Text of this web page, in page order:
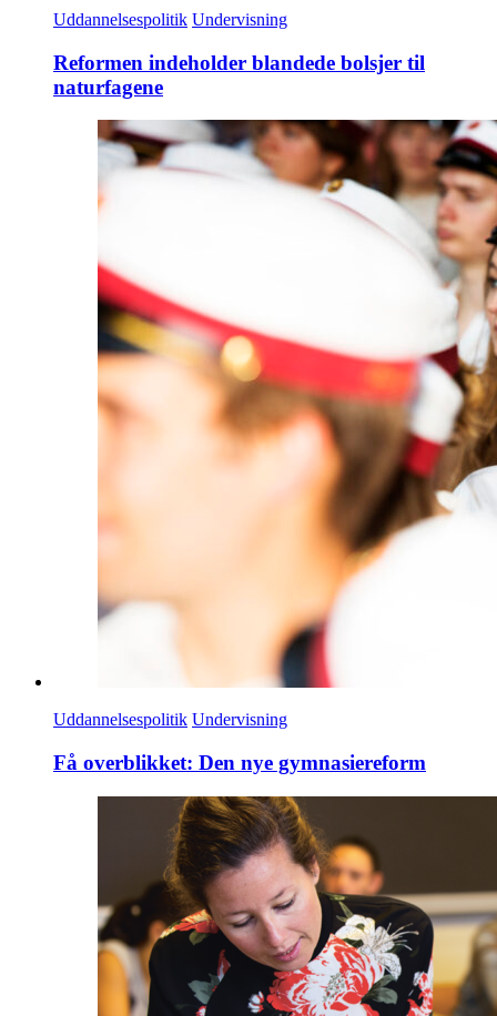
Uddannelsespolitik Undervisning
Reformen indeholder blandede bolsjer til
naturfagene
Uddannelsespolitik Undervisning
Få overblikket: Den nye gymnasiereform